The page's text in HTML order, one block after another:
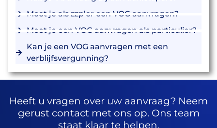
Moet je als zzp’er een VOG aanvragen?
Moet je een VOG aanvragen als particulier?
Kan je een VOG aanvragen met een
verblijfsvergunning?
Heeft u vragen over uw aanvraag? Neem
gerust contact met ons op. Ons team
staat klaar te helpen.